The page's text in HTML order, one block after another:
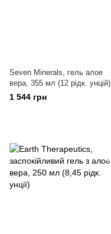
Seven Minerals, гель алое
вера, 355 мл (12 рідк. унцій)
1 544 грн